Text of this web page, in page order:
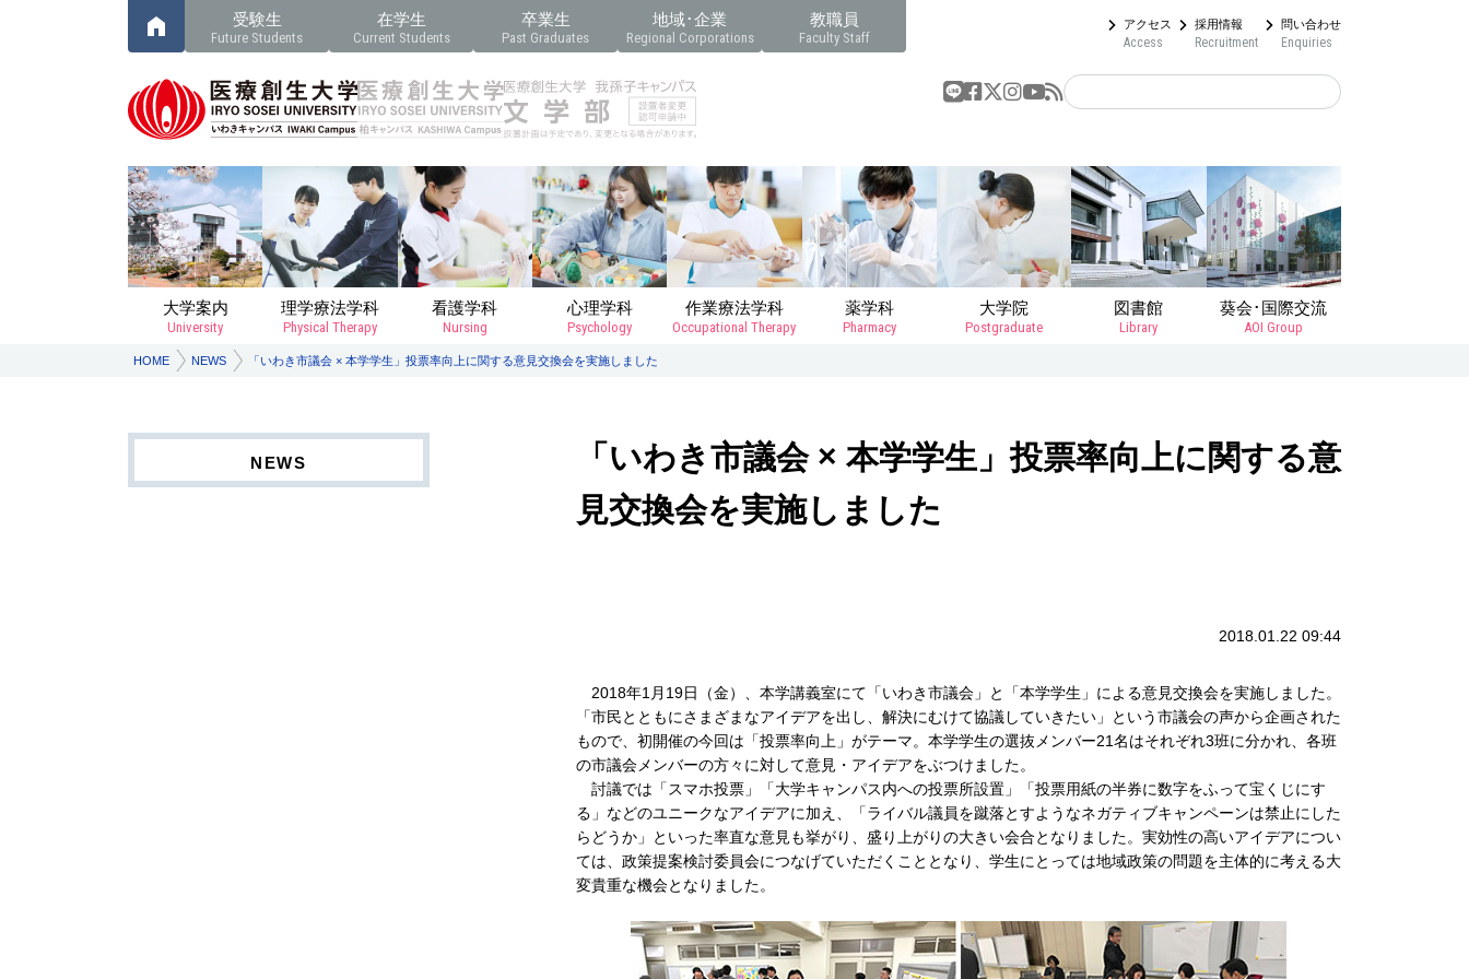
受験生
Future Students
在学生
Current Students
卒業生
Past Graduates
地域･企業
Regional Corporations
教職員
Faculty Staff
アクセス
Access
採用情報
Recruitment
問い合わせ
Enquiries
大学案内
University
理学療法学科
Physical Therapy
看護学科
Nursing
心理学科
Psychology
作業療法学科
Occupational Therapy
薬学科
Pharmacy
大学院
Postgraduate
図書館
Library
葵会･国際交流
AOI Group
HOME NEWS 「いわき市議会 × 本学学生」投票率向上に関する意見交換会を実施しました
「いわき市議会 × 本学学生」投票率向上に関する意
見交換会を実施しました
2018.01.22 09:44
2018年1月19日（金）、本学講義室にて「いわき市議会」と「本学学生」による意見交換会を実施しました。
「市民とともにさまざまなアイデアを出し、解決にむけて協議していきたい」という市議会の声から企画された
もので、初開催の今回は「投票率向上」がテーマ。本学学生の選抜メンバー21名はそれぞれ3班に分かれ、各班
の市議会メンバーの方々に対して意見・アイデアをぶつけました。
討議では「スマホ投票」「大学キャンパス内への投票所設置」「投票用紙の半券に数字をふって宝くじにす
る」などのユニークなアイデアに加え、「ライバル議員を蹴落とすようなネガティブキャンペーンは禁止にした
らどうか」といった率直な意見も挙がり、盛り上がりの大きい会合となりました。実効性の高いアイデアについ
ては、政策提案検討委員会につなげていただくこととなり、学生にとっては地域政策の問題を主体的に考える大
変貴重な機会となりました。
NEWS